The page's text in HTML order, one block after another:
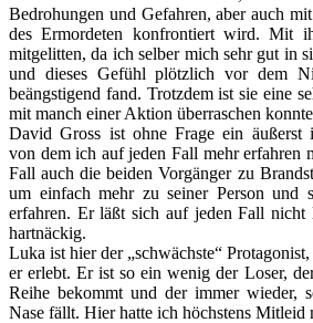
Bedrohungen und Gefahren, aber auch
des Ermordeten konfrontiert wird. Mit
mitgelitten, da ich selber mich sehr gut in
und dieses Gefühl plötzlich vor dem
beängstigend fand. Trotzdem ist sie eine
mit manch einer Aktion überraschen
David Gross ist ohne Frage ein äußerst
von dem ich auf jeden Fall mehr erfahren
Fall auch die beiden Vorgänger zu
um einfach mehr zu seiner Person und
erfahren. Er läßt sich auf jeden Fall nicht
hartnäckig.
Luka ist hier der „schwächste“
er erlebt. Er ist so ein wenig der Loser,
Reihe bekommt und der immer wieder,
Nase fällt. Hier hatte ich höchstens Mitleid